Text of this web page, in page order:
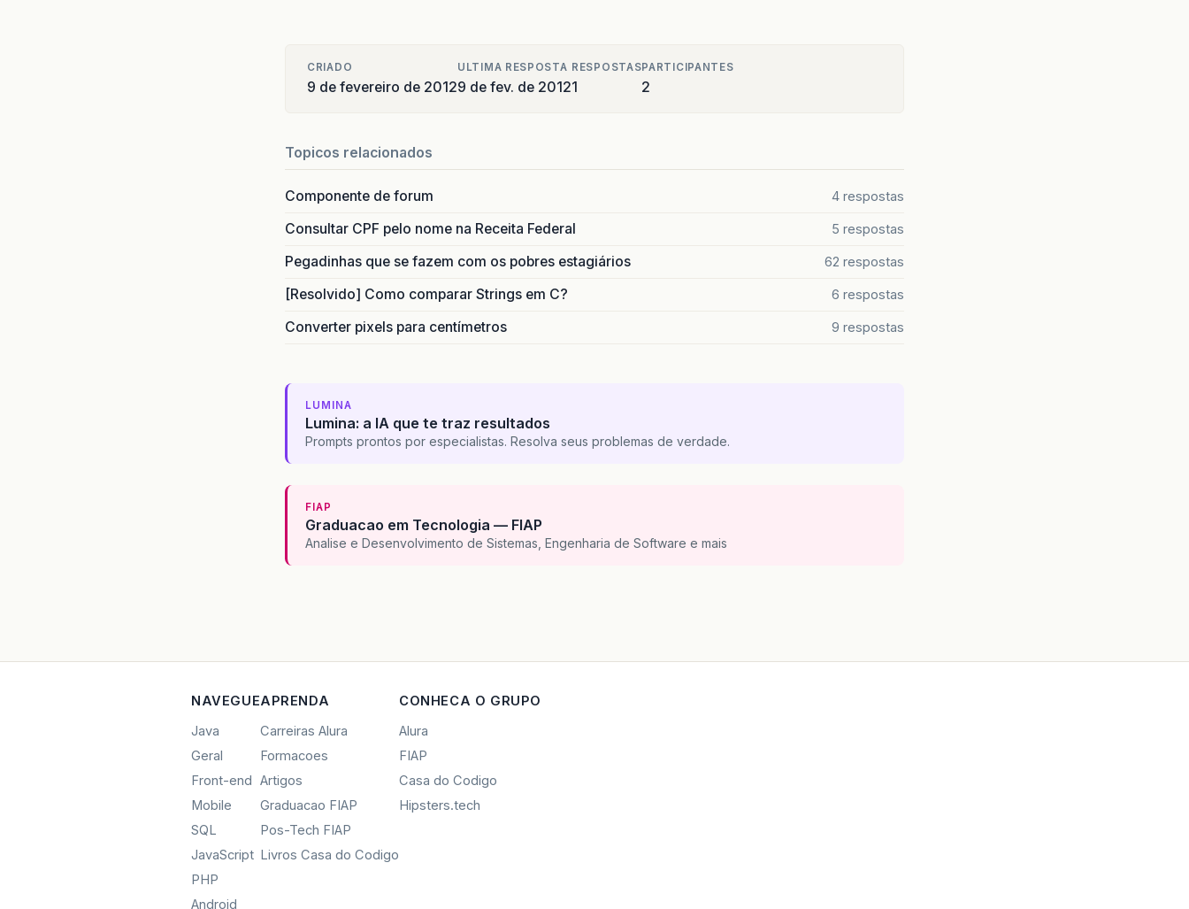
CRIADO
9 de fevereiro de 2012
ULTIMA RESPOSTA
9 de fev. de 2012
RESPOSTAS
1
PARTICIPANTES
2
Topicos relacionados
Componente de forum 4 respostas
Consultar CPF pelo nome na Receita Federal 5 respostas
Pegadinhas que se fazem com os pobres estagiários 62 respostas
[Resolvido] Como comparar Strings em C? 6 respostas
Converter pixels para centímetros 9 respostas
LUMINA
Lumina: a IA que te traz resultados
Prompts prontos por especialistas. Resolva seus problemas de verdade.
FIAP
Graduacao em Tecnologia — FIAP
Analise e Desenvolvimento de Sistemas, Engenharia de Software e mais
NAVEGUE
Java
Geral
Front-end
Mobile
SQL
JavaScript
PHP
Android
APRENDA
Carreiras Alura
Formacoes
Artigos
Graduacao FIAP
Pos-Tech FIAP
Livros Casa do Codigo
CONHECA O GRUPO
Alura
FIAP
Casa do Codigo
Hipsters.tech